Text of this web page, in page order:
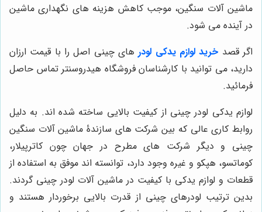
ماشین آلات سنگین، موجب کاهش هزینه های نگهداری ماشین
در آینده می شود.
اگر قصد خرید لوازم یدکی لودر های چینی اصل را با قیمت ارزان
دارید، می توانید با کارشناسان فروشگاه هیدروسنتر تماس حاصل
فرمائید.
لوازم یدکی لودر چینی از کیفیت بالایی ساخته شده اند. به دلیل
روابط کاری عالی که بین شرکت های سازندۀ ماشین آلات سنگین
چینی و دیگر شرکت های مطرح در جهان چون کاترپیلار،
کوماتسو، هپکو و غیره وجود دارد، توانسته اند موفق به استفاده از
قطعات و لوازم یدکی با کیفیت در ماشین آلات لودر چینی گردند.
بدین ترتیب لودرهای چینی از قدرت بالایی برخوردار هستند و